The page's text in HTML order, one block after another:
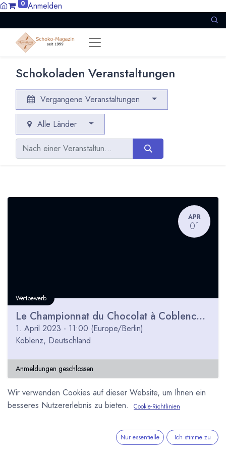
0 Anmelden
Schokoladen Veranstaltungen
Vergangene Veranstaltungen
Alle Länder
APR
01
Wettbewerb
Le Championnat du Chocolat à Coblence 2023
1. April 2023 - 11:00 (Europe/Berlin)
Koblenz, Deutschland
Anmeldungen geschlossen
Wir verwenden Cookies auf dieser Website, um Ihnen ein
besseres Nutzererlebnis zu bieten.
Cookie-Richtlinien
Nur essentielle Ich stimme zu